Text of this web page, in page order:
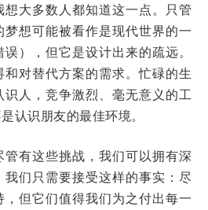
大多数人都知道这一点。只管
梦想可能被看作是现代世界的一
），但它是设计出来的疏远。
对替代方案的需求。忙碌的生
人，竞争激烈、毫无意义的工
认识朋友的最佳环境。
有这些挑战，我们可以拥有深
们只需要接受这样的事实：尽
但它们值得我们为之付出每一